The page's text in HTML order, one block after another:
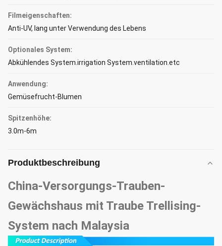
Filmeigenschaften:
Anti-UV, lang unter Verwendung des Lebens
Optionales System:
Abkühlendes System.irrigation System.ventilation.etc
Anwendung:
Gemüsefrucht-Blumen
Spitzenhöhe:
3.0m-6m
Produktbeschreibung
China-Versorgungs-Trauben-
Gewächshaus mit Traube Trellising-
System nach Malaysia